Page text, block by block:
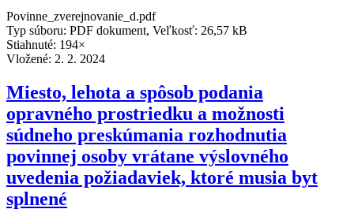
Povinne_zverejnovanie_d.pdf
Typ súboru: PDF dokument, Veľkosť: 26,57 kB
Stiahnuté: 194×
Vložené: 2. 2. 2024
Miesto, lehota a spôsob podania
opravného prostriedku a možnosti
súdneho preskúmania rozhodnutia
povinnej osoby vrátane výslovného
uvedenia požiadaviek, ktoré musia byt
splnené